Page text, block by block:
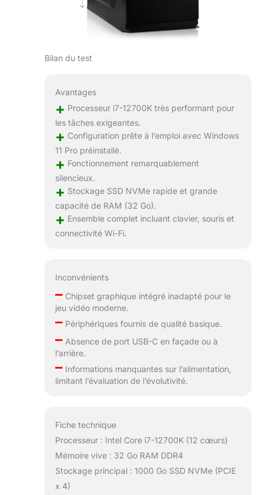
Bilan du test
Avantages
+ Processeur i7-12700K très performant pour
les tâches exigeantes.
+ Configuration prête à l’emploi avec Windows
11 Pro préinstallé.
+ Fonctionnement remarquablement
silencieux.
+ Stockage SSD NVMe rapide et grande
capacité de RAM (32 Go).
+ Ensemble complet incluant clavier, souris et
connectivité Wi-Fi.
Inconvénients
–Chipset graphique intégré inadapté pour le
jeu vidéo moderne.
–Périphériques fournis de qualité basique.
–Absence de port USB-C en façade ou à
l’arrière.
–Informations manquantes sur l’alimentation,
limitant l’évaluation de l’évolutivité.
Fiche technique
Processeur : Intel Core i7-12700K (12 cœurs)
Mémoire vive : 32 Go RAM DDR4
Stockage principal : 1000 Go SSD NVMe (PCIE
x 4)